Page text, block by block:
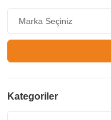
Marka Seçiniz
Kategoriler